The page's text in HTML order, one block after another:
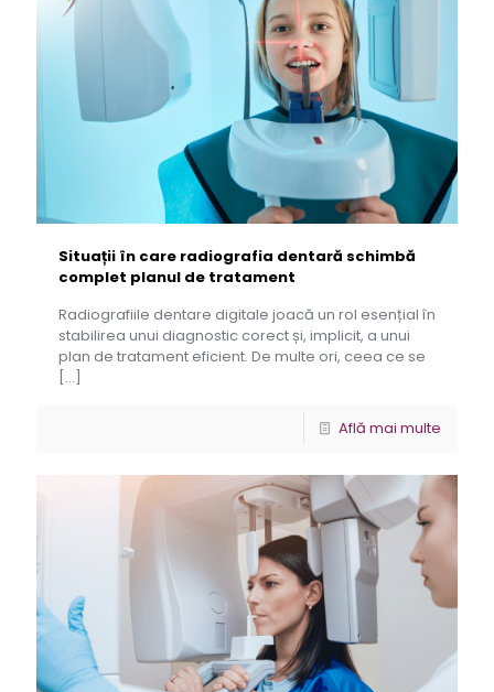
Situații în care radiografia dentară schimbă
complet planul de tratament
Radiografiile dentare digitale joacă un rol esențial în
stabilirea unui diagnostic corect și, implicit, a unui
plan de tratament eficient. De multe ori, ceea ce se
[…]
Află mai multe